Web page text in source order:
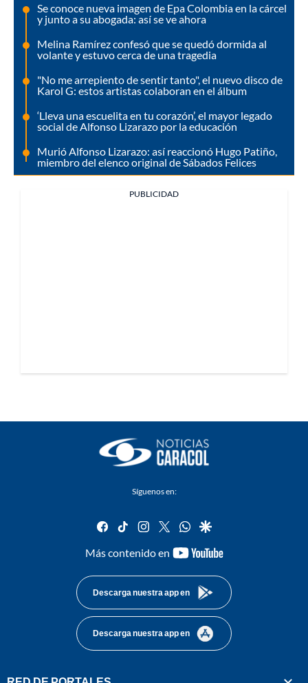
Se conoce nueva imagen de Epa Colombia en la cárcel
y junto a su abogada: así se ve ahora
Melina Ramírez confesó que se quedó dormida al
volante y estuvo cerca de una tragedia
"No me arrepiento de sentir tanto", el nuevo disco de
Karol G: estos artistas colaboran en el álbum
‘Lleva una escuelita en tu corazón’, el mayor legado
social de Alfonso Lizarazo por la educación
Murió Alfonso Lizarazo: así reaccionó Hugo Patiño,
miembro del elenco original de Sábados Felices
PUBLICIDAD
Síguenos en:
facebook
tiktok instagram
twitterwhatsapp
google
Más contenido en
youtube-
Descarga nuestra app en
Descarga nuestra app en